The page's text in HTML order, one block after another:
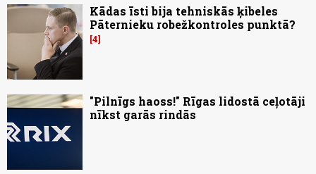
Kādas īsti bija tehniskās ķibeles
Pāternieku robežkontroles punktā?
4
"Pilnīgs haoss!" Rīgas lidostā ceļotāji
nīkst garās rindās